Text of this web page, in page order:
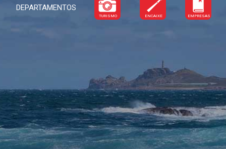
DEPARTAMENTOS
TURISMO ENCAIXE EMPRESAS